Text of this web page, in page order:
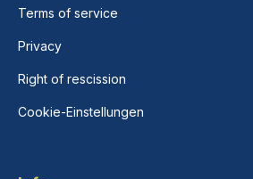
Terms of service
Privacy
Right of rescission
Cookie-Einstellungen